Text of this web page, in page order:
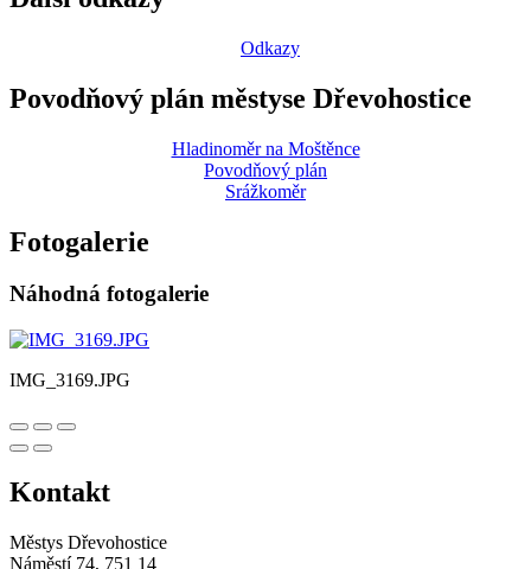
Odkazy
Povodňový plán městyse Dřevohostice
Hladinoměr na Moštěnce
Povodňový plán
Srážkoměr
Fotogalerie
Náhodná fotogalerie
IMG_3169.JPG
Kontakt
Městys Dřevohostice
Náměstí 74, 751 14